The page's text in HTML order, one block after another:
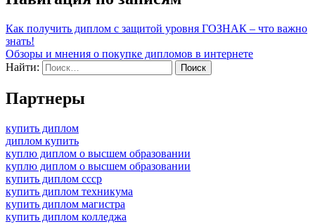
Как получить диплом с защитой уровня ГОЗНАК – что важно
знать!
Обзоры и мнения о покупке дипломов в интернете
Найти:
Партнеры
купить диплом
диплом купить
куплю диплом о высшем образовании
куплю диплом о высшем образовании
купить диплом ссср
купить диплом техникума
купить диплом магистра
купить диплом колледжа